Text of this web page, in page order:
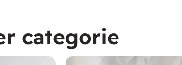
categorie